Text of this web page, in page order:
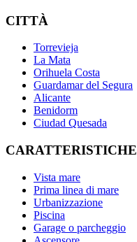
CITTÀ
Torrevieja
La Mata
Orihuela Costa
Guardamar del Segura
Alicante
Benidorm
Ciudad Quesada
CARATTERISTICHE
Vista mare
Prima linea di mare
Urbanizzazione
Piscina
Garage o parcheggio